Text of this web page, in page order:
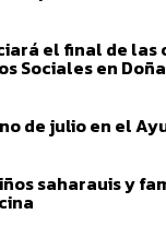
el final de
Sociales en
de julio en el
saharauis y